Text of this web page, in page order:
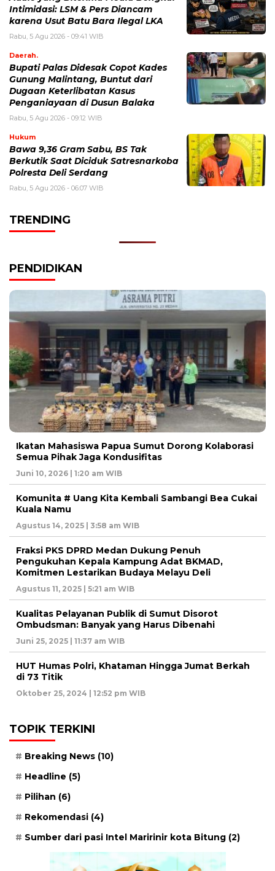
Intimidasi: LSM & Pers Diancam
karena Usut Batu Bara Ilegal LKA
Rabu, 5 Agu 2026 - 09:41 WIB
Daerah.
Bupati Palas Didesak Copot Kades
Gunung Malintang, Buntut dari
Dugaan Keterlibatan Kasus
Penganiayaan di Dusun Balaka
Rabu, 5 Agu 2026 - 09:12 WIB
Hukum
Bawa 9,36 Gram Sabu, BS Tak
Berkutik Saat Diciduk Satresnarkoba
Polresta Deli Serdang
Rabu, 5 Agu 2026 - 06:07 WIB
TRENDING
PENDIDIKAN
Ikatan Mahasiswa Papua Sumut Dorong Kolaborasi
Semua Pihak Jaga Kondusifitas
Juni 10, 2026 | 1:20 am WIB
Komunita # Uang Kita Kembali Sambangi Bea Cukai
Kuala Namu
Agustus 14, 2025 | 3:58 am WIB
Fraksi PKS DPRD Medan Dukung Penuh
Pengukuhan Kepala Kampung Adat BKMAD,
Komitmen Lestarikan Budaya Melayu Deli
Agustus 11, 2025 | 5:21 am WIB
Kualitas Pelayanan Publik di Sumut Disorot
Ombudsman: Banyak yang Harus Dibenahi
Juni 25, 2025 | 11:37 am WIB
HUT Humas Polri, Khataman Hingga Jumat Berkah
di 73 Titik
Oktober 25, 2024 | 12:52 pm WIB
TOPIK TERKINI
Breaking News (10)
Headline (5)
Pilihan (6)
Rekomendasi (4)
Sumber dari pasi Intel Maririnir kota Bitung (2)